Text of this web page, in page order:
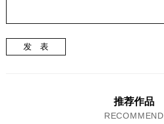
发 表
推荐作品
RECOMMEND